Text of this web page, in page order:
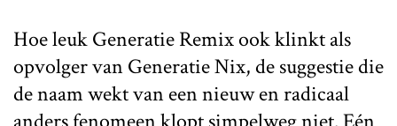
Hoe leuk Generatie Remix ook klinkt als
opvolger van Generatie Nix, de suggestie die
de naam wekt van een nieuw en radicaal